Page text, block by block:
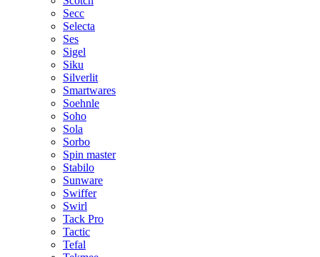
Secc
Selecta
Ses
Sigel
Siku
Silverlit
Smartwares
Soehnle
Soho
Sola
Sorbo
Spin master
Stabilo
Sunware
Swiffer
Swirl
Tack Pro
Tactic
Tefal